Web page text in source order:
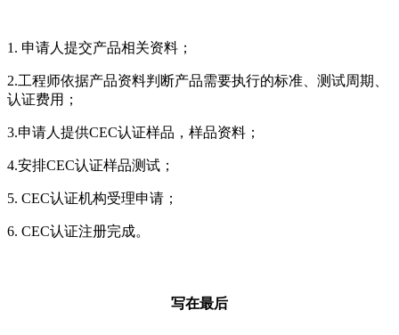
1. 申请人提交产品相关资料；
2.工程师依据产品资料判断产品需要执行的标准、测试周期、
认证费用；
3.申请人提供CEC认证样品，样品资料；
4.安排CEC认证样品测试；
5. CEC认证机构受理申请；
6. CEC认证注册完成。
写在最后